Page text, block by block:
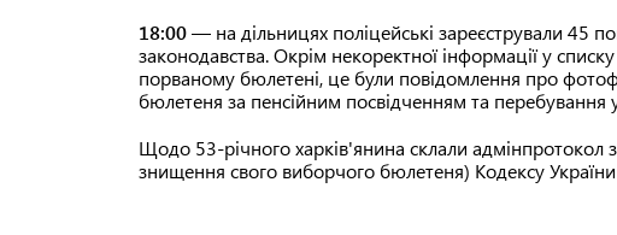
18:00— на дільницях поліцейські зареєстрували 45
законодавства. Окрім некоректної інформації у
порваному бюлетені, це були повідомлення про
бюлетеня за пенсійним посвідченням та перебування
Щодо 53-річного харків'янина склали
знищення свого виборчого бюлетеня) Кодексу